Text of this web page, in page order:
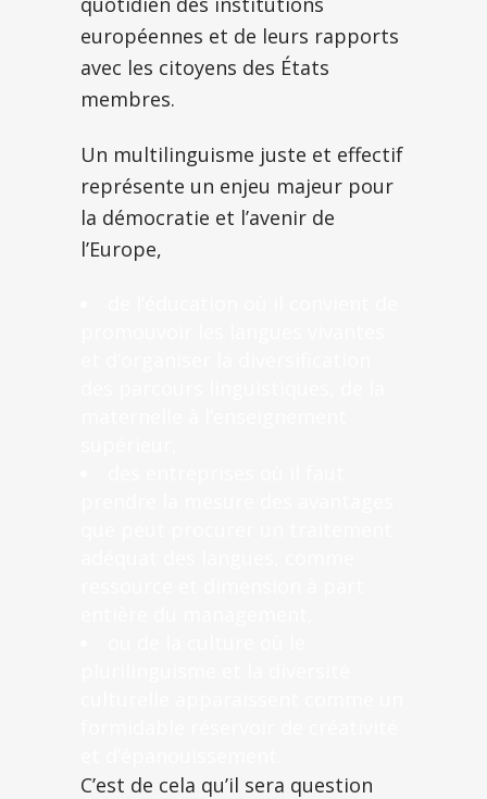
européennes et de leurs rapports
avec les citoyens des États
membres.
Un multilinguisme juste et effectif
représente un enjeu majeur pour
la démocratie et l’avenir de
l’Europe,
C’est de cela qu’il sera question